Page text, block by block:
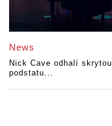
News
Nick Cave odhalí skrytou
podstatu...